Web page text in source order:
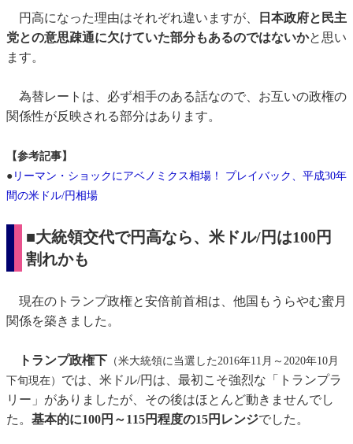
円高になった理由はそれぞれ違いますが、
日本政府と民主
党との意思疎通に欠けていた部分もあるのではないかと思い
ます。
為替レートは、必ず相手のある話なので、お互いの政権の
関係性が反映される部分はあります。
【参考記事】
● リーマン・ショックにアベノミクス相場！ プレイバック、平成30年
間の米ドル/円相場
■大統領交代で円高なら、米ドル/円は100円
割れかも
現在のトランプ政権と安倍前首相は、他国もうらやむ蜜月
関係を築きました。
トランプ政権下 （米大統領に当選した2016年11月～2020年10月
下旬現在） では、米ドル/円は、最初こそ強烈な「トランプラ
リー」がありましたが、その後はほとんど動きませんでし
た。 基本的に100円～115円程度の15円レンジでした。